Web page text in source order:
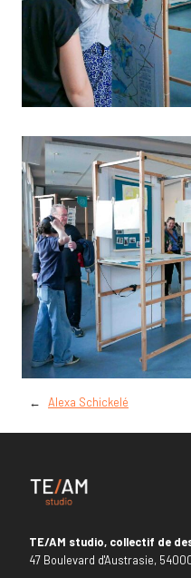
← Alexa Schickelé
TE/AM studio, collectif de
47 Boulevard d'Austrasie,